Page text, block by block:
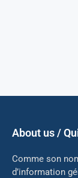
About us /
Comme son
d’information